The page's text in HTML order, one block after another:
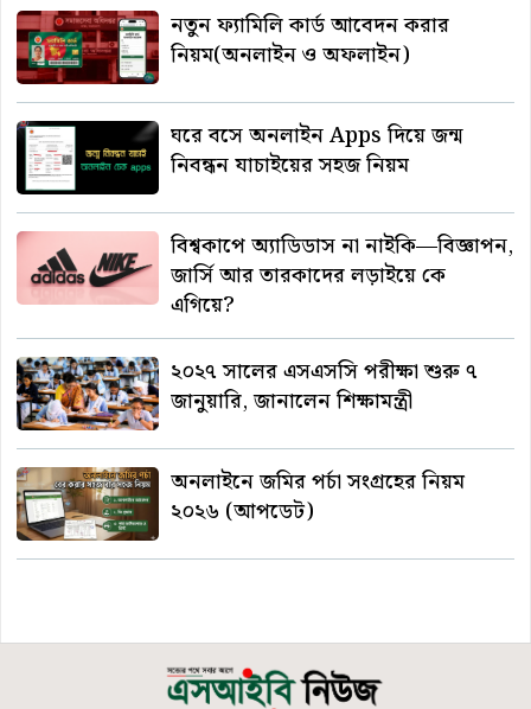
নতুন ফ্যামিলি কার্ড আবেদন করার
নিয়ম(অনলাইন ও অফলাইন)
ঘরে বসে অনলাইন Apps দিয়ে জন্ম
নিবন্ধন যাচাইয়ের সহজ নিয়ম
বিশ্বকাপে অ্যাডিডাস না নাইকি—বিজ্ঞাপন,
জার্সি আর তারকাদের লড়াইয়ে কে
এগিয়ে?
২০২৭ সালের এসএসসি পরীক্ষা শুরু ৭
জানুয়ারি, জানালেন শিক্ষামন্ত্রী
অনলাইনে জমির পর্চা সংগ্রহের নিয়ম
২০২৬ (আপডেট)